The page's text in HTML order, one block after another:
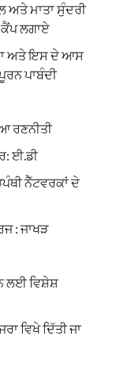
ਅਤੇ ਮਾਤਾ ਸੁੰਦਰੀ
ਲਗਾਏ
ਅਤੇ ਇਸ ਦੇ ਆਸ
ਪਾਬੰਦੀ
ਰਣਨੀਤੀ
ਈ.ਡੀ
ਨੈੱਟਵਰਕਾਂ ਦੇ
: ਜਾਖੜ
ਲਈ ਵਿਸ਼ੇਸ਼
ਵਿਖੇ ਦਿੱਤੀ ਜਾ